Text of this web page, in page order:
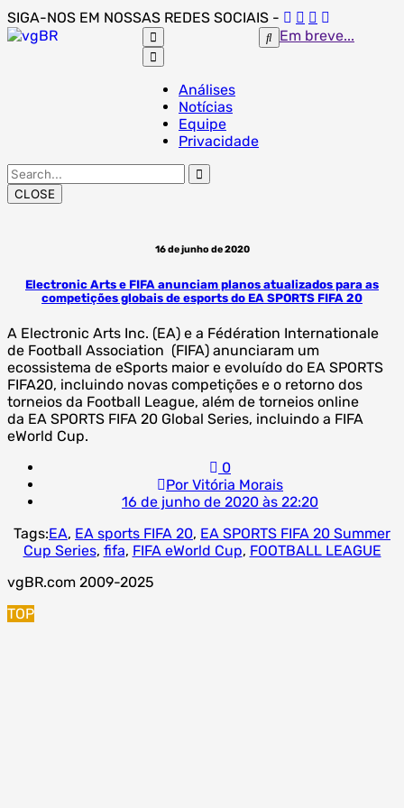
Skip
to
content
SIGA-NOS EM NOSSAS REDES SOCIAIS -
Análises
Notícias
Equipe
Privacidade
Em breve...
Search
for:
CLOSE
16 de junho de 2020
Electronic Arts e FIFA anunciam planos atualizados para as
competições globais de esports do EA SPORTS FIFA 20
A Electronic Arts Inc. (EA) e a Fédération Internationale
de Football Association (FIFA) anunciaram um
ecossistema de eSports maior e evoluído do EA SPORTS
FIFA20, incluindo novas competições e o retorno dos
torneios da Football League, além de torneios online
da EA SPORTS FIFA 20 Global Series, incluindo a FIFA
eWorld Cup.
0
Por Vitória Morais
16 de junho de 2020 às 22:20
Tags:EA, EA sports FIFA 20, EA SPORTS FIFA 20 Summer
Cup Series, fifa, FIFA eWorld Cup, FOOTBALL LEAGUE
vgBR.com 2009-2025
TOP